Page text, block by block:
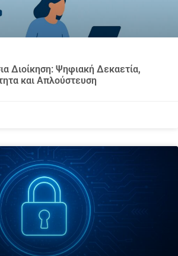
Διοίκηση: Ψηφιακή Δεκαετία,
και Απλούστευση